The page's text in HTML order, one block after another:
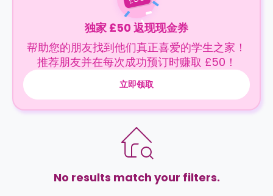
独家 £50 返现现金券
帮助您的朋友找到他们真正喜爱的学生之家！
推荐朋友并在每次成功预订时赚取 £50！
立即领取
No results match your filters.